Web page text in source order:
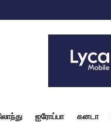
ஐரோப்பா கனடா